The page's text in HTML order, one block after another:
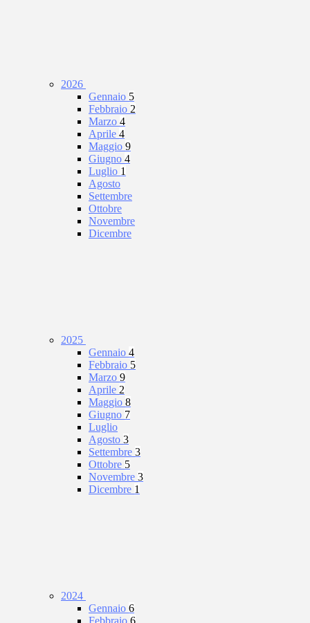
2026
Gennaio 5
Febbraio 2
Marzo 4
Aprile 4
Maggio 9
Giugno 4
Luglio 1
Agosto
Settembre
Ottobre
Novembre
Dicembre
2025
Gennaio 4
Febbraio 5
Marzo 9
Aprile 2
Maggio 8
Giugno 7
Luglio
Agosto 3
Settembre 3
Ottobre 5
Novembre 3
Dicembre 1
2024
Gennaio 6